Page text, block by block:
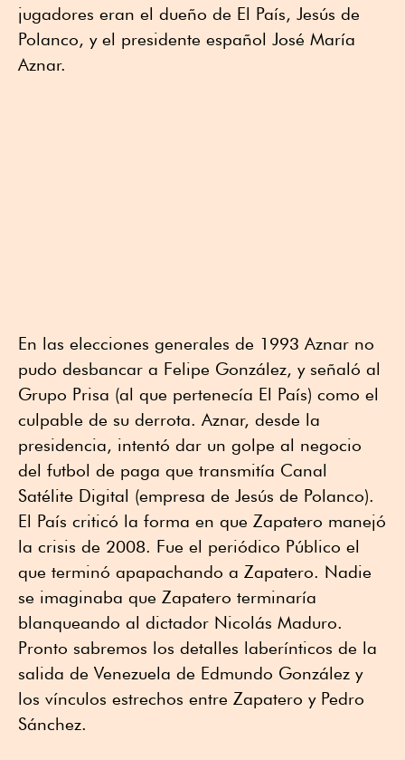
jugadores eran el dueño de El País, Jesús de
Polanco, y el presidente español José María
Aznar.
En las elecciones generales de 1993 Aznar no
pudo desbancar a Felipe González, y señaló al
Grupo Prisa (al que pertenecía El País) como el
culpable de su derrota. Aznar, desde la
presidencia, intentó dar un golpe al negocio
del futbol de paga que transmitía Canal
Satélite Digital (empresa de Jesús de Polanco).
El País criticó la forma en que Zapatero manejó
la crisis de 2008. Fue el periódico Público el
que terminó apapachando a Zapatero. Nadie
se imaginaba que Zapatero terminaría
blanqueando al dictador Nicolás Maduro.
Pronto sabremos los detalles laberínticos de la
salida de Venezuela de Edmundo González y
los vínculos estrechos entre Zapatero y Pedro
Sánchez.